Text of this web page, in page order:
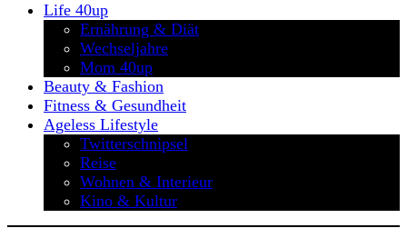
Life 40up
Ernährung & Diät
Wechseljahre
Mom 40up
Beauty & Fashion
Fitness & Gesundheit
Ageless Lifestyle
Twitterschnipsel
Reise
Wohnen & Interieur
Kino & Kultur